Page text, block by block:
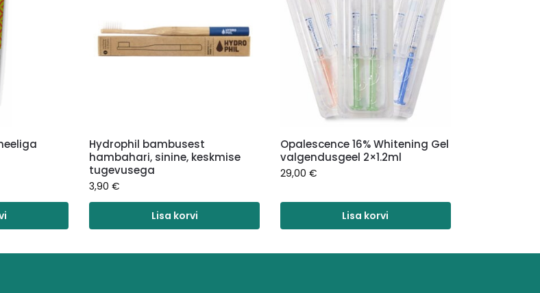
Hydrophil bambusest
hambahari, sinine, keskmise
tugevusega
3,90€
Lisa korvi
Opalescence 16% Whitening Gel
valgendusgeel 2×1.2ml
29,00€
Lisa korvi